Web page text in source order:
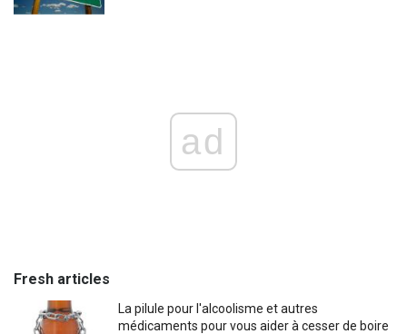
ad
Fresh articles
La pilule pour l'alcoolisme et autres
médicaments pour vous aider à cesser de boire